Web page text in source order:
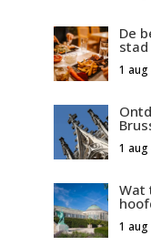
De
stad
1 aug
1 aug
Wat
1 aug